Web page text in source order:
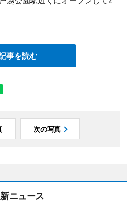
事を読む
次の写真
ニュース